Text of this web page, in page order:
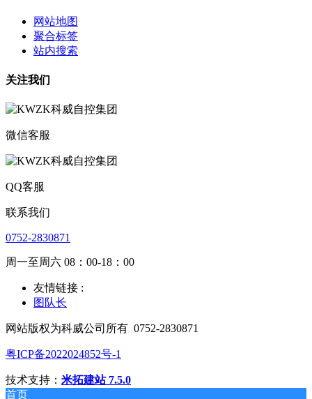
网站地图
聚合标签
站内搜索
关注我们
微信客服
QQ客服
联系我们
0752-2830871
周一至周六 08：00-18：00
友情链接 :
图队长
网站版权为科威公司所有 0752-2830871
粤ICP备2022024852号-1
技术支持： 米拓建站 7.5.0
首页